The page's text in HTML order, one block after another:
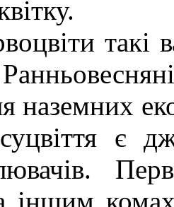
такі
наземних
є
іншим